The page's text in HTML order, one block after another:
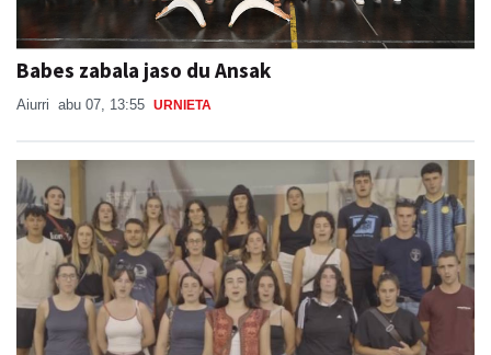
Babes zabala jaso du Ansak
Aiurri abu 07, 13:55 URNIETA